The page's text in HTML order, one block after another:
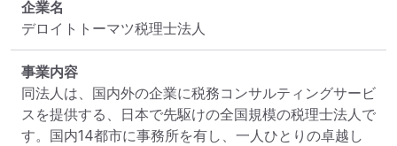
企業名
デロイトトーマツ税理士法人
事業内容
同法人は、国内外の企業に税務コンサルティングサービ
スを提供する、日本で先駆けの全国規模の税理士法人で
す。国内14都市に事務所を有し、一人ひとりの卓越し